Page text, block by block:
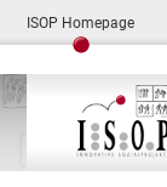
ISOP Homepage